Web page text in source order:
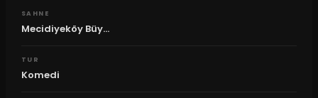
SAHNE
Mecidiyeköy Büy...
TUR
Komedi